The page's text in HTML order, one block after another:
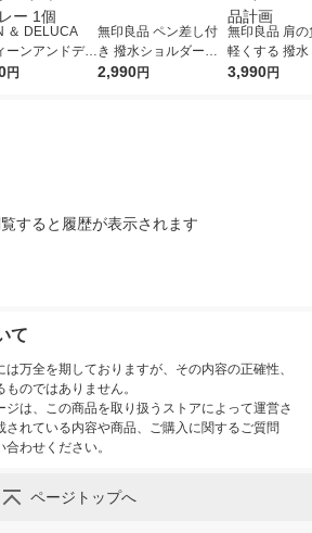
＆ DELUCA
ーンアンドデル
ショッピング
円
無印良品 ペン差し付
き 撥水ショルダーバ
ッグ 黒 良品計画
2,990円
無印良品 肩の
軽くする 撥水
クサック 黒
3,990円
すると履歴が表示されます
て
万全を期しておりますが、その内容の正確性、
のではありません。
は、この商品を取り扱うストアによって運営さ
されている内容や商品、ご購入に関するご質問
わせください。
ページトップへ